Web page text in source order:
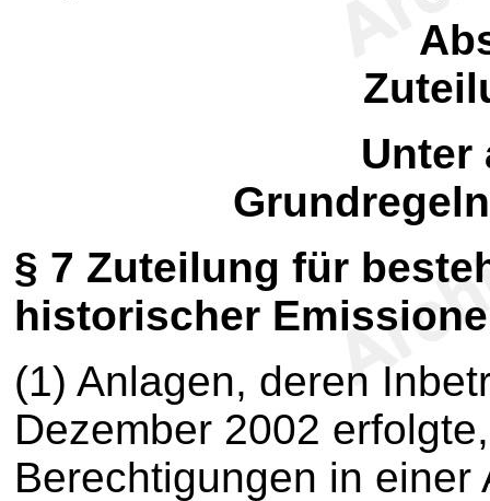
Unter
§ 7 Zuteilung für
historischer
(1) Anlagen, deren
Dezember 2002
Berechtigungen in